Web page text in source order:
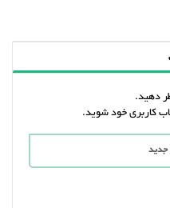
دهید.
کاربری خود شوید.
جدید